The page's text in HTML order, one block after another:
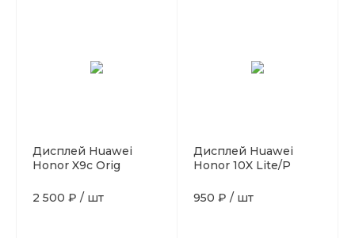
Дисплей Huawei
Honor X9c Orig
2 500 ₽ / шт
Дисплей Huawei
Honor 10X Lite/P
950 ₽ / шт